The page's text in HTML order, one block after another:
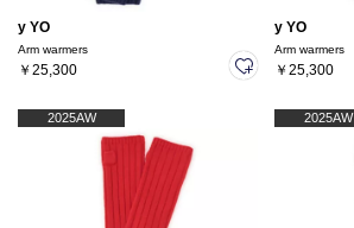
y YO
Arm warmers
￥25,300
y YO
Arm warmers
￥25,300
2025AW 2025AW